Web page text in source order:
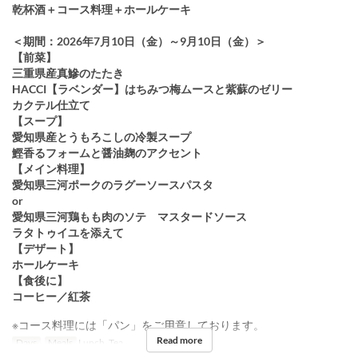
乾杯酒＋コース料理＋ホールケーキ
＜期間：2026年7月10日（金）～9月10日（金）＞
【前菜】
三重県産真鰺のたたき
HACCI【ラベンダー】はちみつ梅ムースと紫蘇のゼリー
カクテル仕立て
【スープ】
愛知県産とうもろこしの冷製スープ
鰹香るフォームと醤油麹のアクセント
【メイン料理】
愛知県三河ポークのラグーソースパスタ
or
愛知県三河鶏もも肉のソテ マスタードソース
ラタトゥイユを添えて
【デザート】
ホールケーキ
【食後に】
コーヒー／紅茶
※コース料理には「パン」をご用意しております。
Days Meals Lunch, Tea Read more